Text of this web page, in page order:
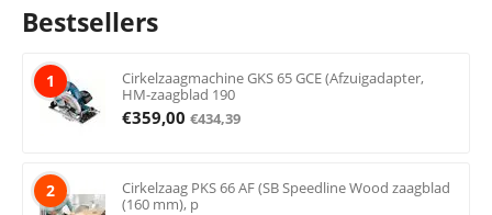
Bestsellers
1
Cirkelzaagmachine GKS 65 GCE (Afzuigadapter,
HM-zaagblad 190
€359,00 €434,39
2
Cirkelzaag PKS 66 AF (SB Speedline Wood zaagblad
(160 mm), p